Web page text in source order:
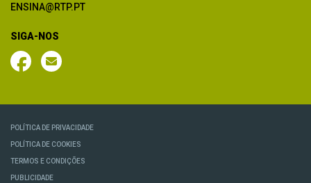
ENSINA@RTP.PT
SIGA-NOS
POLÍTICA DE PRIVACIDADE
POLÍTICA DE COOKIES
TERMOS E CONDIÇÕES
PUBLICIDADE